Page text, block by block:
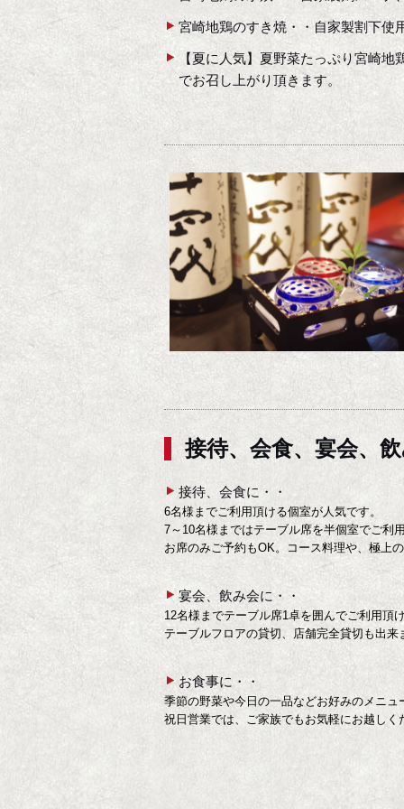
宮崎地鶏のすき焼・・自家製割下使
【夏に人気】夏野菜たっぷり宮崎
でお召し上がり頂きます。
接待、会食、宴会、
接待、会食に・・
6名様までご利用頂ける個室が人気です。
7～10名様まではテーブル席を半個室でご利
お席のみご予約もOK。コース料理や、極上
宴会、飲み会に・・
12名様までテーブル席1卓を囲んでご利用頂
テーブルフロアの貸切、店舗完全貸切も出
お食事に・・
季節の野菜や今日の一品などお好みのメニュ
祝日営業では、ご家族でもお気軽にお越し